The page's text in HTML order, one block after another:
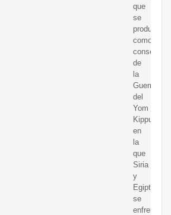
que
se
produjo
como
de
la
Guerra
del
Yom
Kippur
en
la
que
Siria
y
Egipto
se
enfrentaron